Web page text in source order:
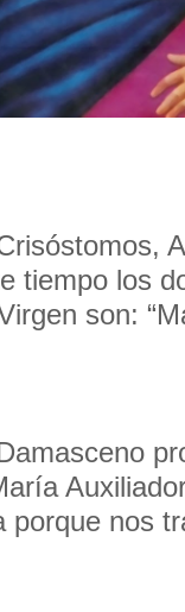
tiempo los
son:
porque nos